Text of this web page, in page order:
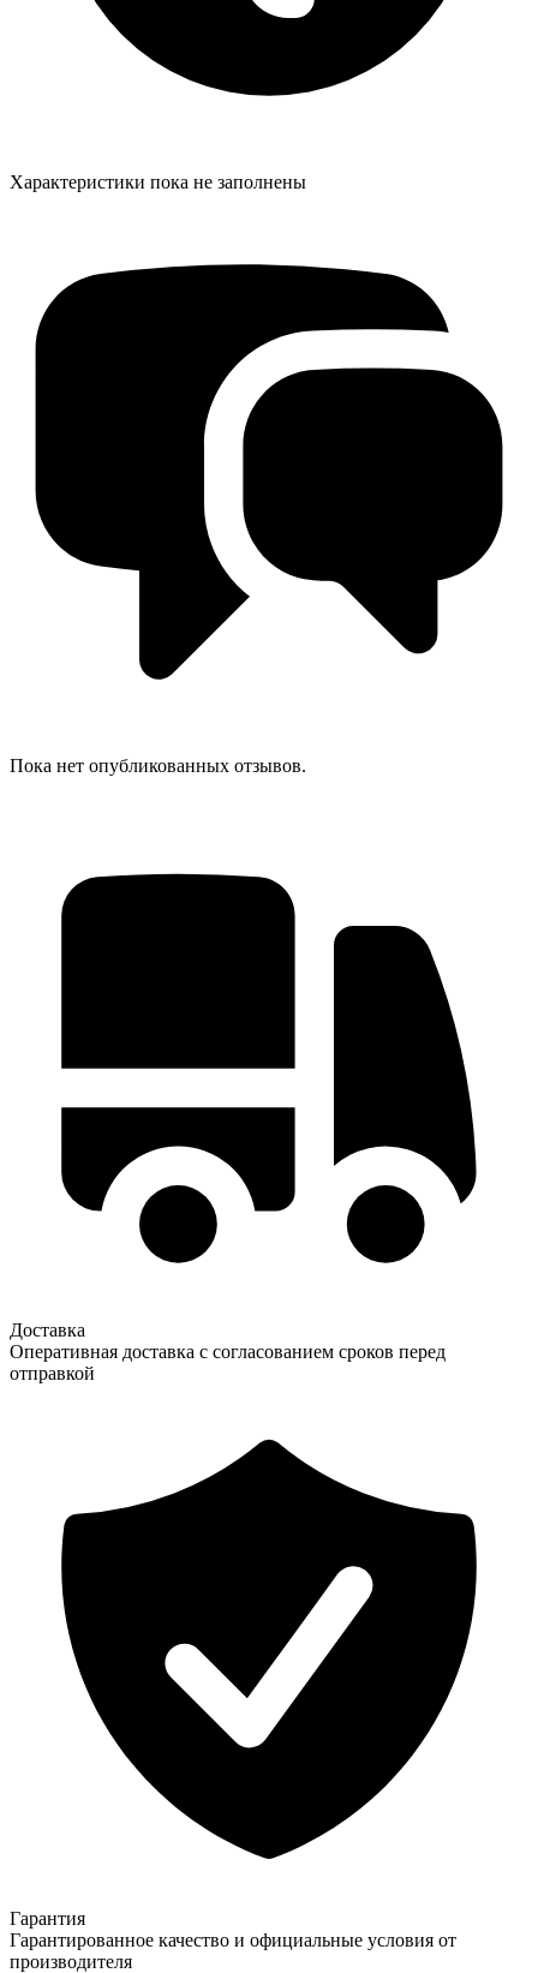
Характеристики пока не заполнены
Пока нет опубликованных отзывов.
Доставка
Оперативная доставка с согласованием сроков перед
отправкой
Гарантия
Гарантированное качество и официальные условия от
производителя